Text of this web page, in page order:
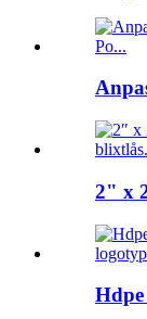
2" x